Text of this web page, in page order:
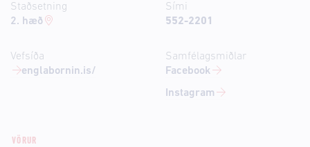
Staðsetning
2. hæð
Vefsíða
englabornin.is/
Sími
552-2201
Samfélagsmiðlar
Facebook
Instagram
VÖRUR